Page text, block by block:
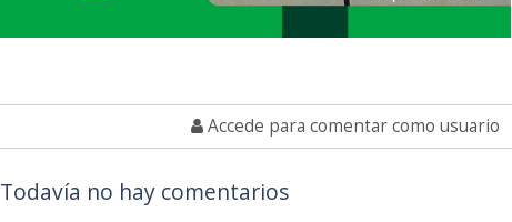
Accede para comentar como usuario
Todavía no hay comentarios